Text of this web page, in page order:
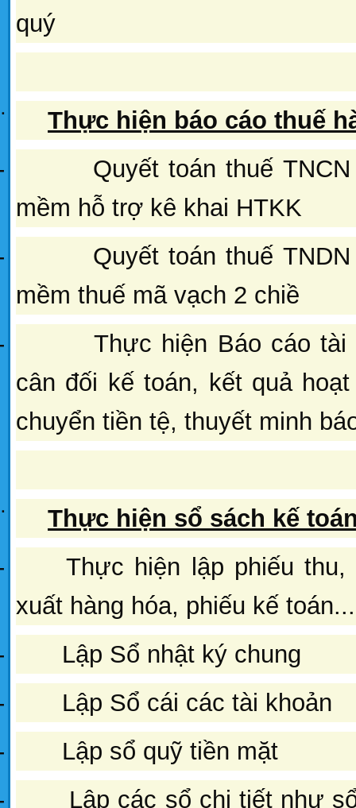
quý
Thực hiện báo cáo thuế
Quyết toán thuế
mềm hỗ trợ kê khai HTKK
Quyết toán thuế
mềm thuế mã vạch 2 chiề
Thực hiện Báo cáo
cân đối kế toán, kết quả
chuyển tiền tệ, thuyết minh
Thực hiện sổ sách kế
Thực hiện lập phiếu thu,
xuất hàng hóa, phiếu kế
Lập Sổ nhật ký chung
Lập Sổ cái các tài khoản
Lập sổ quỹ tiền mặt
Lập các sổ chi tiết như